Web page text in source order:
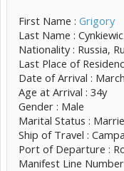
First Name : Grigory
Last Name :
Nationality : Russia,
Last Place of
Date of Arrival :
Age at Arrival : 34y
Gender : Male
Marital Status :
Ship of Travel :
Port of Departure :
Manifest Line